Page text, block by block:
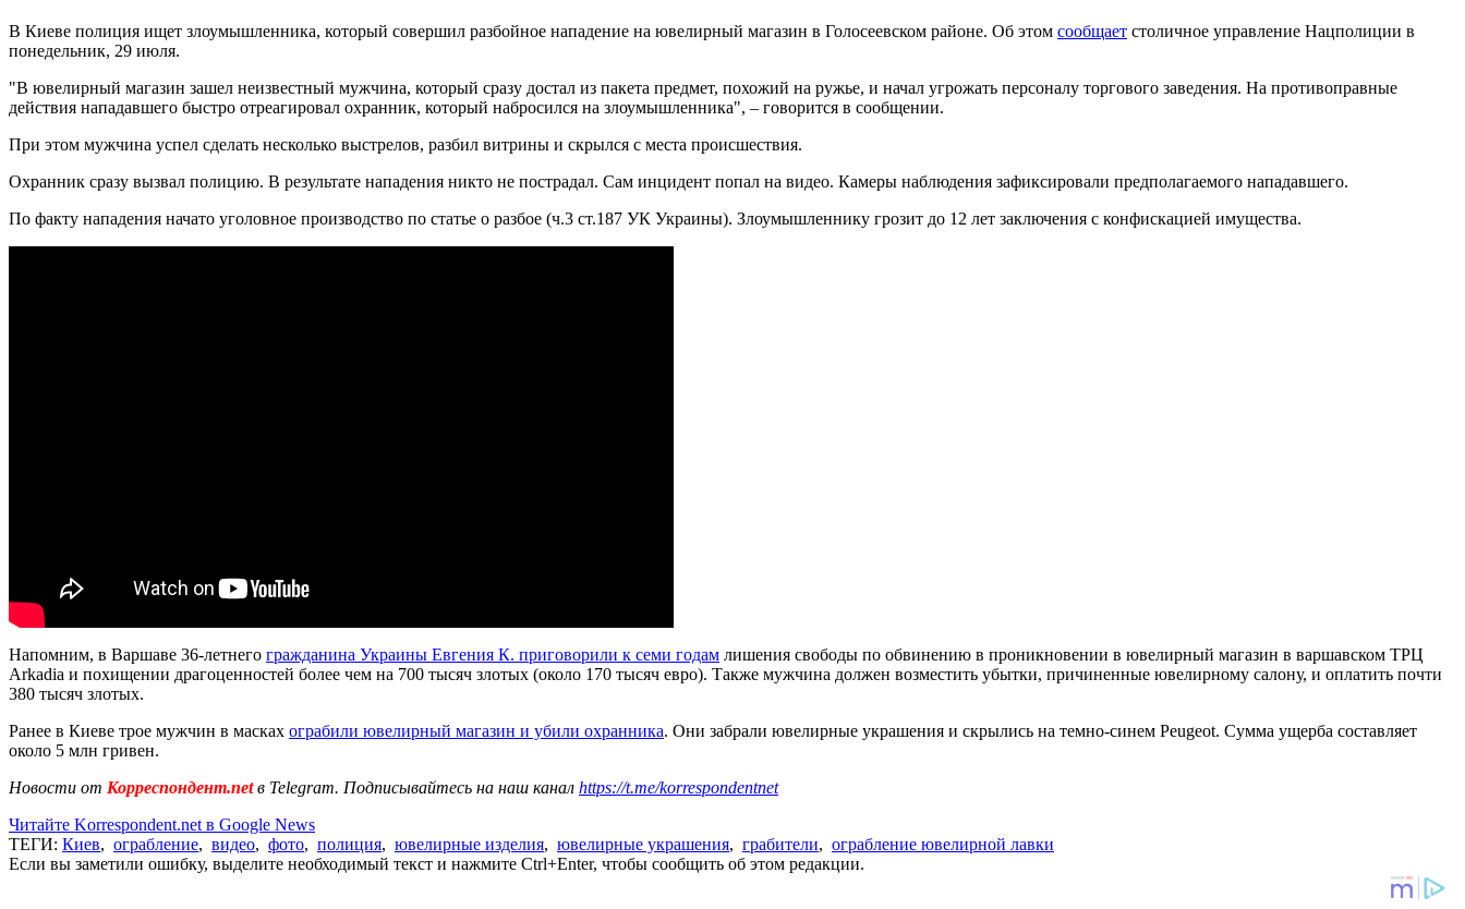
В Киеве полиция ищет злоумышленника, который совершил разбойное нападение на ювелирный магазин в Голосеевском районе. Об этом сообщает столичное управление Нацполиции в
понедельник, 29 июля.
"В ювелирный магазин зашел неизвестный мужчина, который сразу достал из пакета предмет, похожий на ружье, и начал угрожать персоналу торгового заведения. На противоправные
действия нападавшего быстро отреагировал охранник, который набросился на злоумышленника", – говорится в сообщении.
При этом мужчина успел сделать несколько выстрелов, разбил витрины и скрылся с места происшествия.
Охранник сразу вызвал полицию. В результате нападения никто не пострадал. Сам инцидент попал на видео. Камеры наблюдения зафиксировали предполагаемого нападавшего.
По факту нападения начато уголовное производство по статье о разбое (ч.3 ст.187 УК Украины). Злоумышленнику грозит до 12 лет заключения с конфискацией имущества.
Напомним, в Варшаве 36-летнего гражданина Украины Евгения К. приговорили к семи годам лишения свободы по обвинению в проникновении в ювелирный магазин в варшавском ТРЦ
Arkadia и похищении драгоценностей более чем на 700 тысяч злотых (около 170 тысяч евро). Также мужчина должен возместить убытки, причиненные ювелирному салону, и оплатить почти
380 тысяч злотых.
Ранее в Киеве трое мужчин в масках ограбили ювелирный магазин и убили охранника. Они забрали ювелирные украшения и скрылись на темно-синем Peugeot. Сумма ущерба составляет
около 5 млн гривен.
Новости от Корреспондент.netв Telegram. Подписывайтесь на наш канал https://t.me/korrespondentnet
Читайте Korrespondent.net в Google News
ТЕГИ: Киев, ограбление, видео, фото, полиция, ювелирные изделия, ювелирные украшения, грабители, ограбление ювелирной лавки
Если вы заметили ошибку, выделите необходимый текст и нажмите Ctrl+Enter, чтобы сообщить об этом редакции.